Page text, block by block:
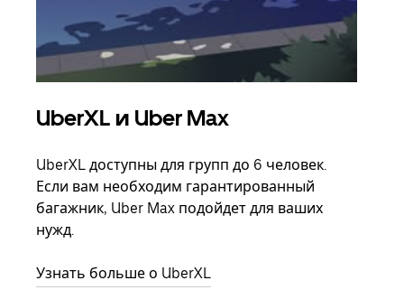
UberXL и Uber Max
UberXL доступны для групп до 6 человек.
Если вам необходим гарантированный
багажник, Uber Max подойдет для ваших
нужд.
Узнать больше о UberXL